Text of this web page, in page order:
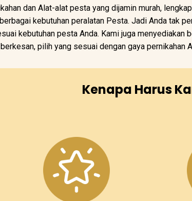
dan Alat-alat pesta yang dijamin murah,
kebutuhan peralatan Pesta. Jadi Anda tak
kebutuhan pesta Anda. Kami juga
berkesan, pilih yang sesuai dengan gaya pernikahan
Kenapa Harus